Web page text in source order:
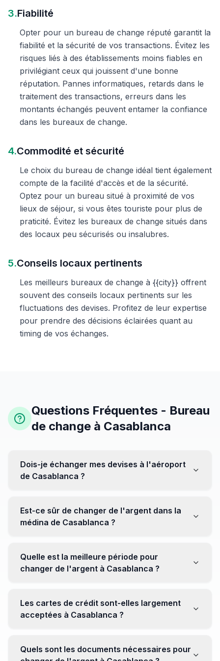
3.Fiabilité
Opter pour un bureau de change réputé garantit la
fiabilité et la sécurité de vos transactions. Évitez les
risques liés à des établissements moins fiables en
privilégiant ceux qui jouissent d'une bonne
réputation. Pannes informatiques, retards dans le
traitement des transactions, erreurs dans les
montants échangés peuvent entamer la confiance
dans les bureaux de change.
4.Commodité et sécurité
Le choix du bureau de change idéal tient également
compte de la facilité d'accès et de la sécurité.
Optez pour un bureau situé à proximité de vos
lieux de séjour, si vous êtes touriste pour plus de
praticité. Évitez les bureaux de change situés dans
des locaux peu sécurisés ou insalubres.
5.Conseils locaux pertinents
Les meilleurs bureaux de change à {{city}} offrent
souvent des conseils locaux pertinents sur les
fluctuations des devises. Profitez de leur expertise
pour prendre des décisions éclairées quant au
timing de vos échanges.
Questions Fréquentes - Bureau
de change à Casablanca
Dois-je échanger mes devises à l'aéroport
de Casablanca ?
être moins avantageux. Orientez-vous plutôt vers les
bureaux de change en ville pour obtenir de meilleurs
Est-ce sûr de changer de l'argent dans la
médina de Casablanca ?
établissements réputés pour éviter les surprises.
Quelle est la meilleure période pour
changer de l'argent à Casablanca ?
soyez attentif aux fluctuations pour maximiser la valeur
de vos devises.
Les cartes de crédit sont-elles largement
acceptées à Casablanca ?
Cependant, avoir un peu de monnaie locale peut être
Quels sont les documents nécessaires pour